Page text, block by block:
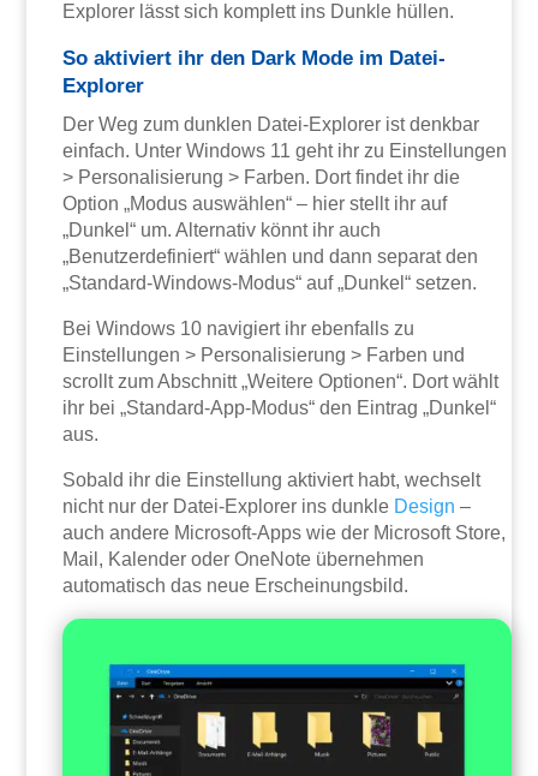
Explorer lässt sich komplett ins Dunkle hüllen.
So aktiviert ihr den Dark Mode im Datei-
Explorer
Der Weg zum dunklen Datei-Explorer ist denkbar
einfach. Unter Windows 11 geht ihr zu Einstellungen
> Personalisierung > Farben. Dort findet ihr die
Option „Modus auswählen“ – hier stellt ihr auf
„Dunkel“ um. Alternativ könnt ihr auch
„Benutzerdefiniert“ wählen und dann separat den
„Standard-Windows-Modus“ auf „Dunkel“ setzen.
Bei Windows 10 navigiert ihr ebenfalls zu
Einstellungen > Personalisierung > Farben und
scrollt zum Abschnitt „Weitere Optionen“. Dort wählt
ihr bei „Standard-App-Modus“ den Eintrag „Dunkel“
aus.
Sobald ihr die Einstellung aktiviert habt, wechselt
nicht nur der Datei-Explorer ins dunkle Design –
auch andere Microsoft-Apps wie der Microsoft Store,
Mail, Kalender oder OneNote übernehmen
automatisch das neue Erscheinungsbild.